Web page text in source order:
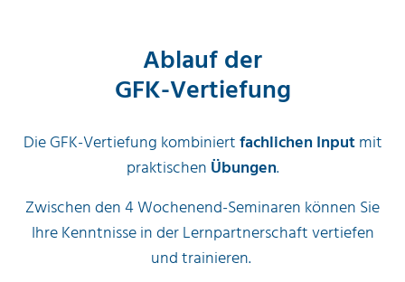
Ablauf der
GFK-Vertiefung
Die GFK-Vertiefung kombiniertfachlichenInputmit
praktischen Übungen.
Zwischen den 4 Wochenend-Seminaren können Sie
Ihre Kenntnisse in der Lernpartnerschaft vertiefen
und trainieren.